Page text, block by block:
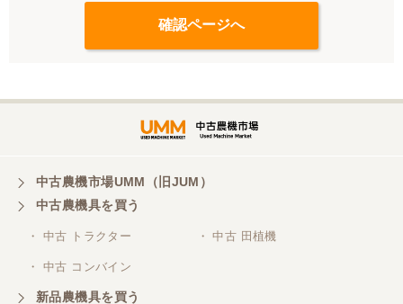
中古農機市場UMM（旧JUM）
中古農機具を買う
・ 中古 トラクター ・ 中古 田植機
・ 中古 コンバイン
新品農機具を買う